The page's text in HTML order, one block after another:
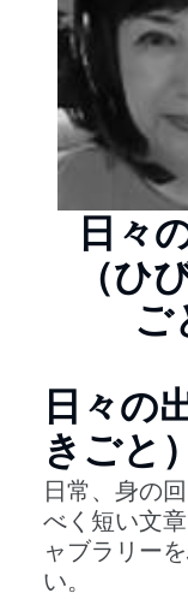
日々
（ひ
ご
日々の
きごと）
日常、身の
べく短い文
ャブラリー
い。